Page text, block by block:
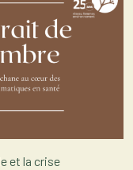
et la crise